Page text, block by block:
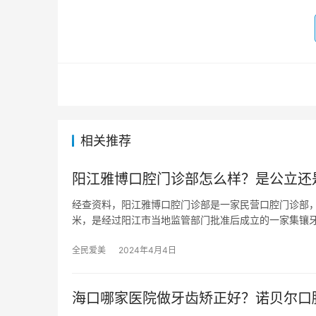
相关推荐
阳江雅博口腔门诊部怎么样？是公立
经查资料，阳江雅博口腔门诊部是一家民营口腔门诊
米，是经过阳江市当地监管部门批准后成立的一家集镶
全民爱美 2024年4月4日
海口哪家医院做牙齿矫正好？诺贝尔